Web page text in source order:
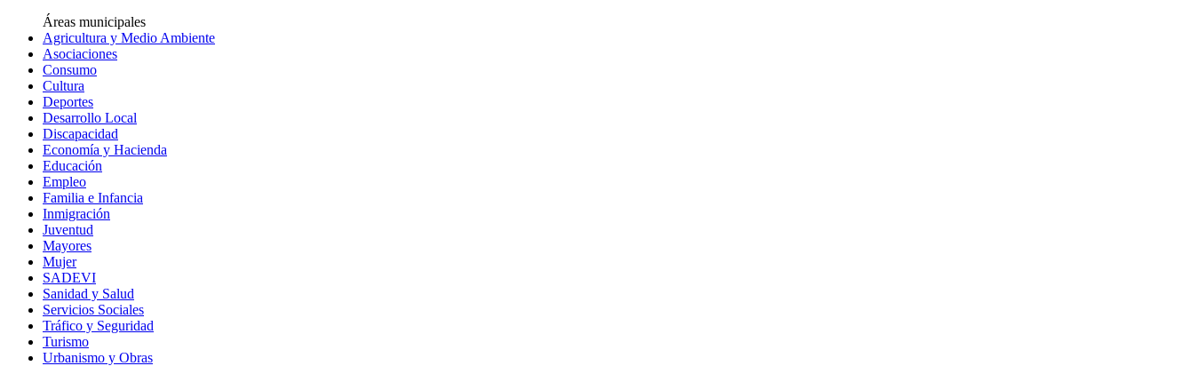
Áreas municipales
Agricultura y Medio Ambiente
Asociaciones
Consumo
Cultura
Deportes
Desarrollo Local
Discapacidad
Economía y Hacienda
Educación
Empleo
Familia e Infancia
Inmigración
Juventud
Mayores
Mujer
SADEVI
Sanidad y Salud
Servicios Sociales
Tráfico y Seguridad
Turismo
Urbanismo y Obras